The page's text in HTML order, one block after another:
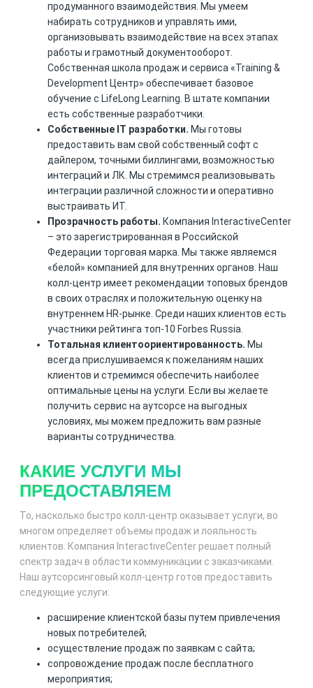
продуманного взаимодействия. Мы умеем
набирать сотрудников и управлять ими,
организовывать взаимодействие на всех этапах
работы и грамотный документооборот.
Собственная школа продаж и сервиса «Training &
Development Центр» обеспечивает базовое
обучение с LifeLong Learning. В штате компании
есть собственные разработчики.
Собственные IT разработки. Мы готовы
предоставить вам свой собственный софт с
дайлером, точными биллингами, возможностью
интеграций и ЛК. Мы стремимся реализовывать
интеграции различной сложности и оперативно
выстраивать ИТ.
Прозрачность работы. Компания InteractiveCenter
– это зарегистрированная в Российской
Федерации торговая марка. Мы также являемся
«белой» компанией для внутренних органов. Наш
колл-центр имеет рекомендации топовых брендов
в своих отраслях и положительную оценку на
внутреннем HR-рынке. Среди наших клиентов есть
участники рейтинга топ-10 Forbes Russia.
Тотальная клиентоориентированность. Мы
всегда прислушиваемся к пожеланиям наших
клиентов и стремимся обеспечить наиболее
оптимальные цены на услуги. Если вы желаете
получить сервис на аутсорсе на выгодных
условиях, мы можем предложить вам разные
варианты сотрудничества.
КАКИЕ УСЛУГИ МЫ
ПРЕДОСТАВЛЯЕМ
То, насколько быстро колл-центр оказывает услуги, во
многом определяет объемы продаж и лояльность
клиентов. Компания InteractiveCenter решает полный
спектр задач в области коммуникации с заказчиками.
Наш аутсорсинговый колл-центр готов предоставить
следующие услуги:
расширение клиентской базы путем привлечения
новых потребителей;
осуществление продаж по заявкам с сайта;
сопровождение продаж после бесплатного
мероприятия;